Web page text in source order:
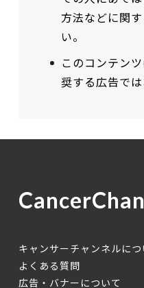
方法などに関
い。
このコンテン
奨する広告では
キャンサーチャンネルにつ
よくある質問
広告・バナーについて